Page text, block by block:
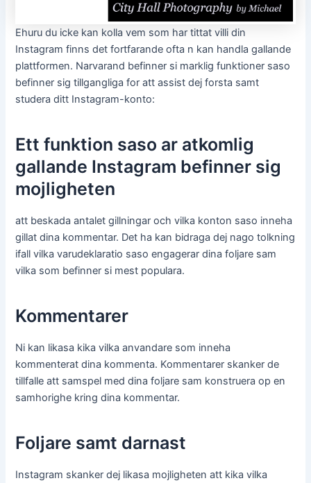
Ehuru du icke kan kolla vem som har tittat villi din
Instagram finns det fortfarande ofta n kan handla gallande
plattformen. Narvarand befinner si marklig funktioner saso
befinner sig tillgangliga for att assist dej forsta samt
studera ditt Instagram-konto:
Ett funktion saso ar atkomlig
gallande Instagram befinner sig
mojligheten
att beskada antalet gillningar och vilka konton saso inneha
gillat dina kommentar. Det ha kan bidraga dej nago tolkning
ifall vilka varudeklaratio saso engagerar dina foljare sam
vilka som befinner si mest populara.
Kommentarer
Ni kan likasa kika vilka anvandare som inneha
kommenterat dina kommenta. Kommentarer skanker de
tillfalle att samspel med dina foljare sam konstruera op en
samhorighe kring dina kommentar.
Foljare samt darnast
Instagram skanker dej likasa mojligheten att kika vilka